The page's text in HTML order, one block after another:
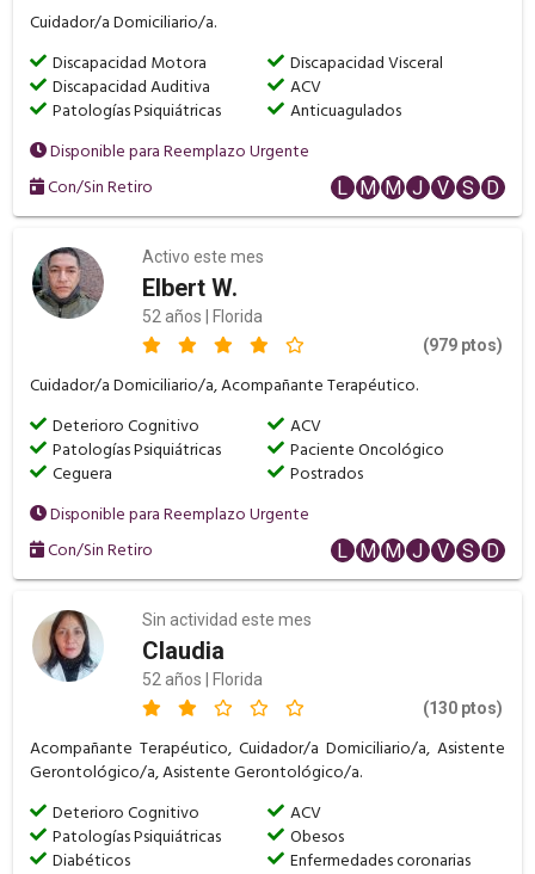
Cuidador/a Domiciliario/a.
Discapacidad Motora
Discapacidad Visceral
Discapacidad Auditiva
ACV
Patologías Psiquiátricas
Anticuagulados
Disponible para Reemplazo Urgente
Con/Sin Retiro
L M M J V S D
Activo este mes
Elbert W.
52 años | Florida
(979 ptos)
Cuidador/a Domiciliario/a, Acompañante Terapéutico.
Deterioro Cognitivo
ACV
Patologías Psiquiátricas
Paciente Oncológico
Ceguera
Postrados
Disponible para Reemplazo Urgente
Con/Sin Retiro
L M M J V S D
Sin actividad este mes
Claudia
52 años | Florida
(130 ptos)
Acompañante Terapéutico, Cuidador/a Domiciliario/a, Asistente
Gerontológico/a, Asistente Gerontológico/a.
Deterioro Cognitivo
ACV
Patologías Psiquiátricas
Obesos
Diabéticos
Enfermedades coronarias